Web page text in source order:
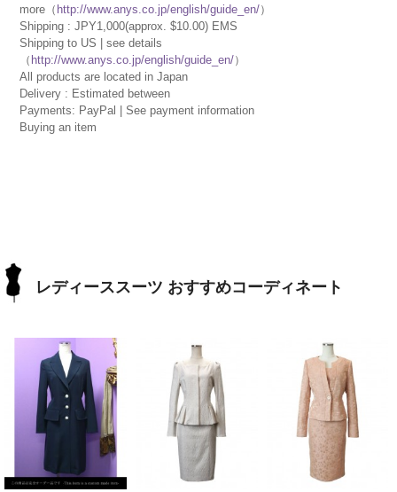
more（ http://www.anys.co.jp/english/guide_en/）
Shipping : JPY1,000(approx. $10.00) EMS
Shipping to US | see details
（ http://www.anys.co.jp/english/guide_en/）
All products are located in Japan
Delivery : Estimated between
Payments: PayPal | See payment information
Buying an item
レディーススーツ おすすめコーディネート